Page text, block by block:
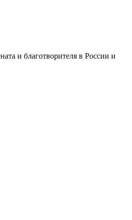
и благотворителя в России и